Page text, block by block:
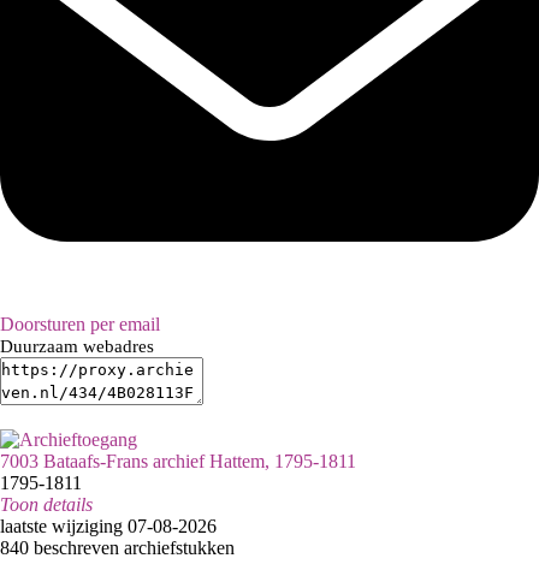
Doorsturen per email
Duurzaam webadres
7003 Bataafs-Frans archief Hattem, 1795-1811
1795-1811
Toon details
Datering:
1795-1811
laatste wijziging 07-08-2026
840 beschreven archiefstukken